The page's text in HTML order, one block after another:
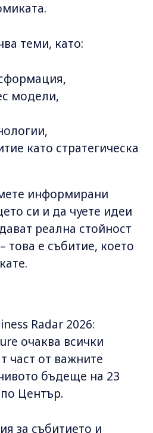
теми, като:
модели,
като стратегическа
информирани
си и да чуете идеи
реална стойност
това е събитие, което
Radar 2026:
очаква всички
част от важните
бъдеще на 23
Център.
за събитието и